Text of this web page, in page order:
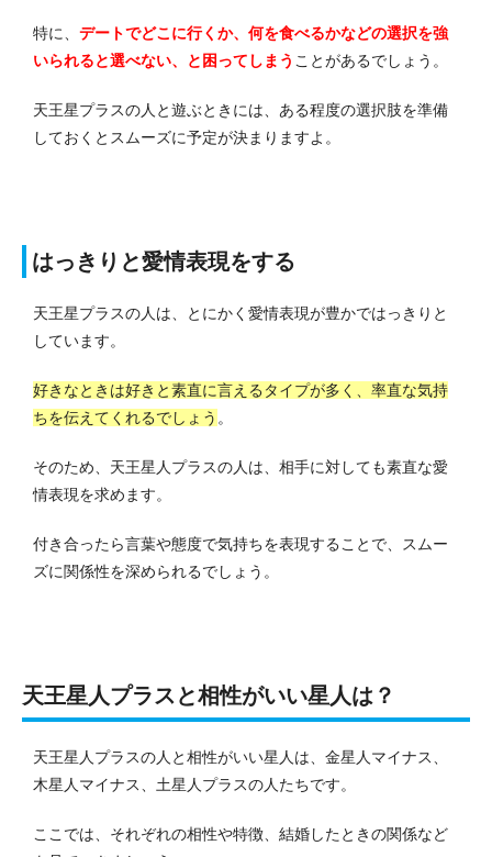
特に、 デートでどこに行くか、何を食べるかなどの選択を強
いられると選べない、と困ってしまう ことがあるでしょう。
天王星プラスの人と遊ぶときには、ある程度の選択肢を準備
しておくとスムーズに予定が決まりますよ。
はっきりと愛情表現をする
天王星プラスの人は、とにかく愛情表現が豊かではっきりと
しています。
好きなときは好きと素直に言えるタイプが多く、率直な気持
ちを伝えてくれるでしょう 。
そのため、天王星人プラスの人は、相手に対しても素直な愛
情表現を求めます。
付き合ったら言葉や態度で気持ちを表現することで、スムー
ズに関係性を深められるでしょう。
天王星人プラスと相性がいい星人は？
天王星人プラスの人と相性がいい星人は、金星人マイナス、
木星人マイナス、土星人プラスの人たちです。
ここでは、それぞれの相性や特徴、結婚したときの関係など